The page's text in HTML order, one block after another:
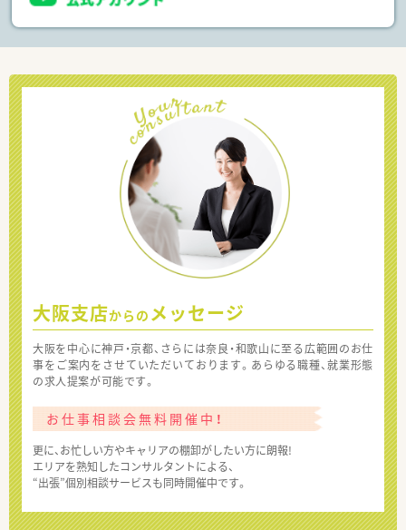
大阪支店からの メッセージ
大阪を中心に神戸・京都、さらには奈良・和歌山に至る広範囲のお仕
事をご案内をさせていただいております。あらゆる職種、就業形態
の求人提案が可能です。
お仕事相談会無料開催中！
更に、お忙しい方やキャリアの棚卸がしたい方に朗報!
エリアを熟知したコンサルタントによる、
“出張”個別相談サービスも同時開催中です。